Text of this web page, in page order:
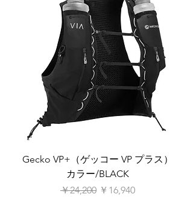
Gecko VP+（ゲッコー VP プラス）
カラー/BLACK
通常価格
￥24,200 セール価格
￥16,940